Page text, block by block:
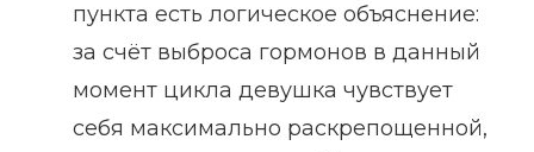
пункта есть логическое объяснение:
за счёт выброса гормонов в данный
момент цикла девушка чувствует
себя максимально раскрепощенной,